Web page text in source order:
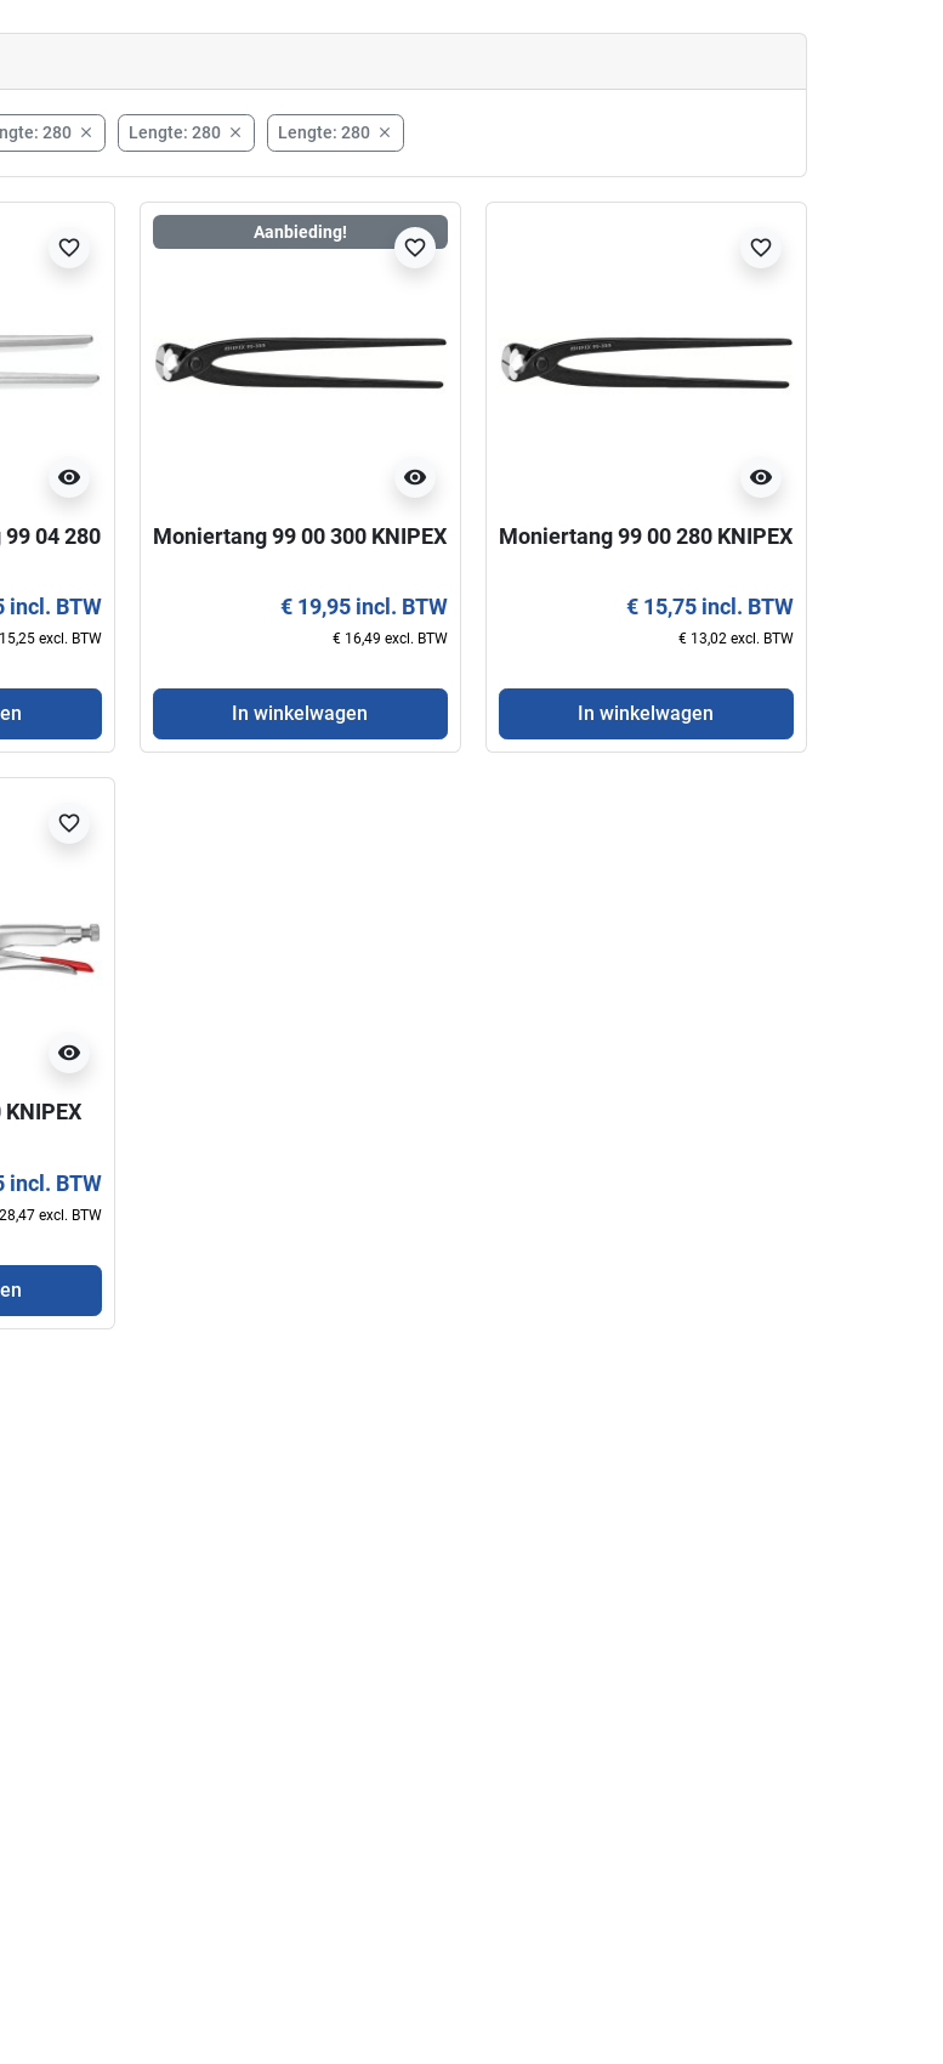
280  Lengte: 280  Lengte: 280 
visibility
favorite_border
04 280
incl. BTW
excl. BTW
Aanbieding!
visibility
favorite_border
Moniertang 99 00 300 KNIPEX
€ 19,95 incl. BTW
€ 16,49 excl. BTW
In winkelwagen
visibility
favorite_border
Moniertang 99 00 280 KNIPEX
€ 15,75 incl. BTW
€ 13,02 excl. BTW
In winkelwagen
visibility
favorite_border
incl. BTW
excl. BTW